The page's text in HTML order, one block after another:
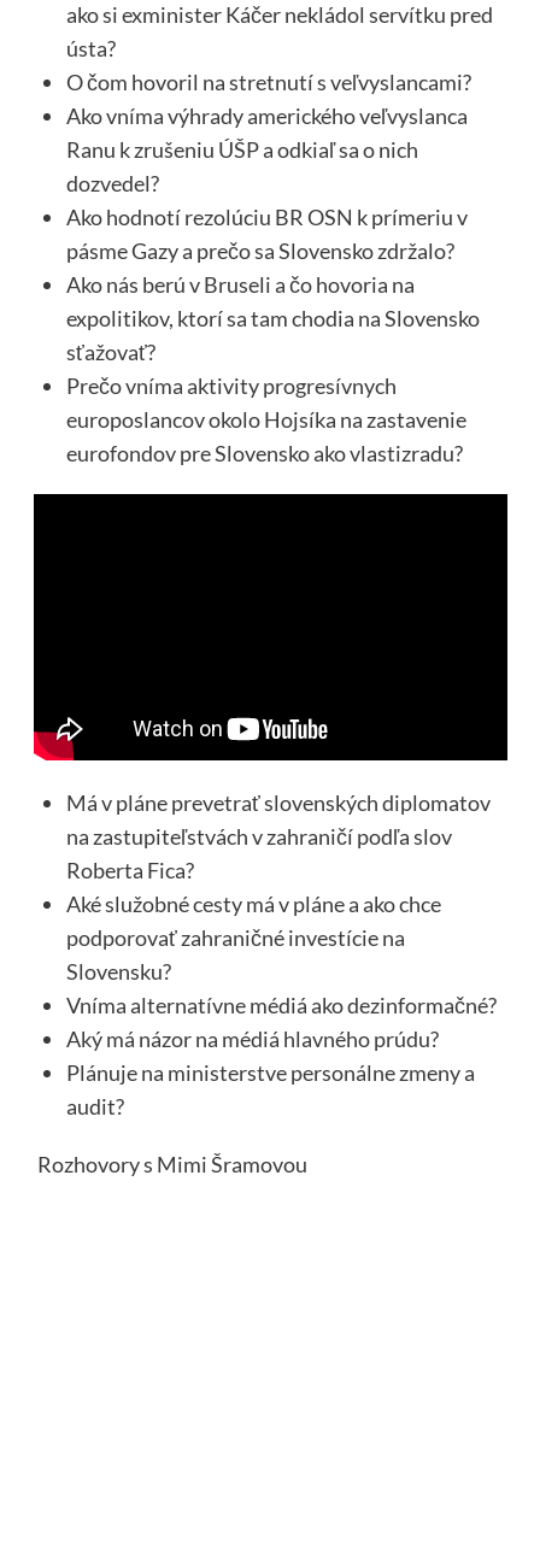
ako si exminister Káčer nekládol servítku pred
ústa?
O čom hovoril na stretnutí s veľvyslancami?
Ako vníma výhrady amerického veľvyslanca
Ranu k zrušeniu ÚŠP a odkiaľ sa o nich
dozvedel?
Ako hodnotí rezolúciu BR OSN k prímeriu v
pásme Gazy a prečo sa Slovensko zdržalo?
Ako nás berú v Bruseli a čo hovoria na
expolitikov, ktorí sa tam chodia na Slovensko
sťažovať?
Prečo vníma aktivity progresívnych
europoslancov okolo Hojsíka na zastavenie
eurofondov pre Slovensko ako vlastizradu?
Má v pláne prevetrať slovenských diplomatov
na zastupiteľstvách v zahraničí podľa slov
Roberta Fica?
Aké služobné cesty má v pláne a ako chce
podporovať zahraničné investície na
Slovensku?
Vníma alternatívne médiá ako dezinformačné?
Aký má názor na médiá hlavného prúdu?
Plánuje na ministerstve personálne zmeny a
audit?
Rozhovory s Mimi Šramovou